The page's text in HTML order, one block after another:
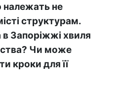
не
структурам.
в Запоріжжі хвиля
Чи може
кроки для її